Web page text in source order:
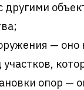
другими
—
опор —